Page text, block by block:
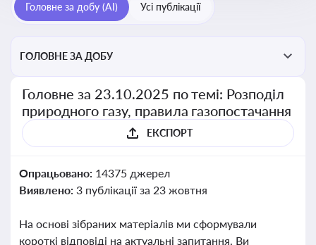
Головне за добу (AI) Усі публікації
ГОЛОВНЕ ЗА ДОБУ
Головне за 23.10.2025 по темі: Розподіл
природного газу, правила газопостачання
ЕКСПОРТ
Опрацьовано: 14375 джерел
Виявлено: 3 публікації за 23 жовтня
На основі зібраних матеріалів ми сформували
короткі відповіді на актуальні запитання. Ви